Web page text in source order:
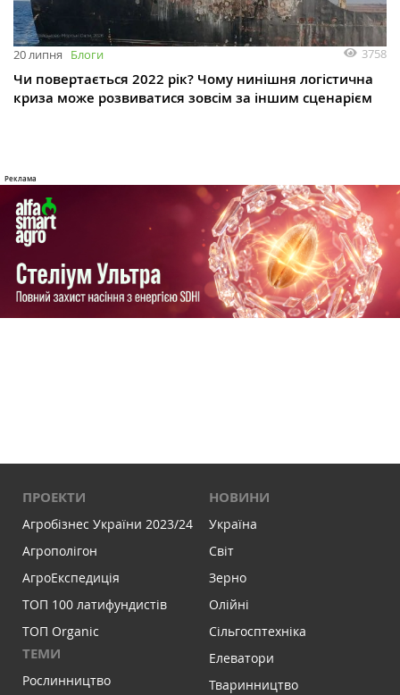
20 липня Блоги 3758
Чи повертається 2022 рік? Чому нинішня логістична
криза може розвиватися зовсім за іншим сценарієм
ПРОЕКТИ
Агробізнес України 2023/24
Агрополігон
АгроЕкспедиція
ТОП 100 латифундистів
ТОП Organic
ТЕМИ
Рослинництво
НОВИНИ
Україна
Світ
Зерно
Олійні
Сільгосптехніка
Елеватори
Тваринництво